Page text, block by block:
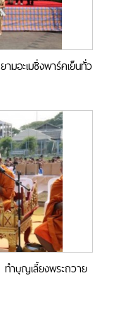
มอะเมซิ่งพาร์คเย็นทั่ว
ทำบุญเลี้ยงพระถวาย